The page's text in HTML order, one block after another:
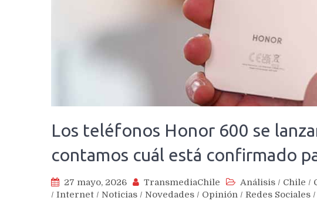
Los teléfonos Honor 600 se
contamos cuál está confirmado
27 mayo, 2026 TransmediaChile Análisis / Chile /
/ Internet / Noticias / Novedades / Opinión / Redes Sociales /